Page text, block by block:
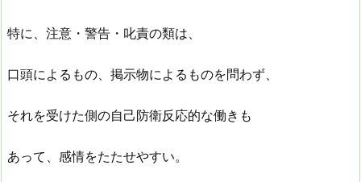
特に、注意・警告・叱責の類は、
口頭によるもの、掲示物によるものを問わず、
それを受けた側の自己防衛反応的な働きも
あって、感情をたたせやすい。